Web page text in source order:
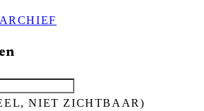
NIET ZICHTBAAR)